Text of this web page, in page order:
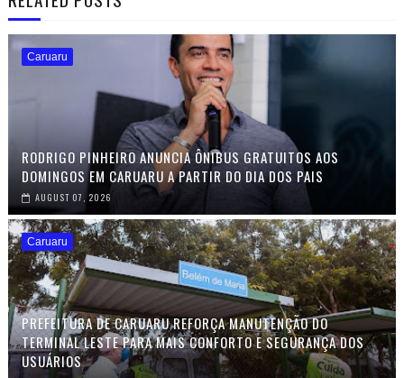
Caruaru
RODRIGO PINHEIRO ANUNCIA ÔNIBUS GRATUITOS AOS
DOMINGOS EM CARUARU A PARTIR DO DIA DOS PAIS
AUGUST 07, 2026
Caruaru
PREFEITURA DE CARUARU REFORÇA MANUTENÇÃO DO
TERMINAL LESTE PARA MAIS CONFORTO E SEGURANÇA DOS
USUÁRIOS